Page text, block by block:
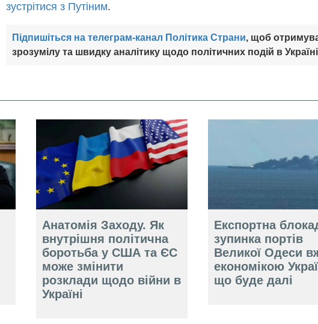
зустрітися з Путіним.
Підпишіться на телеграм-канал Політика Страни, щоб
зрозумілу та швидку аналітику щодо політичних подій в
Анатомія Заходу. Як
внутрішня політична
боротьба у США та ЄС
може змінити
розклади щодо війни в
Україні
Експортна
зупинка портів
Великої Одеси
економікою
що буде далі